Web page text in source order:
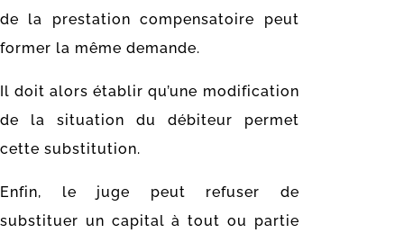
de la prestation compensatoire peut
former la même demande.
Il doit alors établir qu’une modification
de la situation du débiteur permet
cette substitution.
Enfin, le juge peut refuser de
substituer un capital à tout ou partie